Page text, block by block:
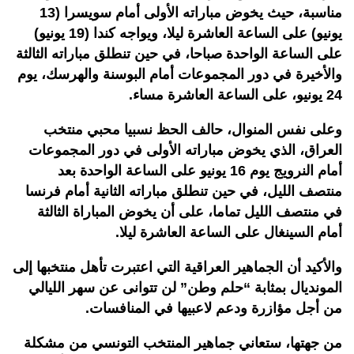
مناسبة، حيث يخوض مباراته الأولى أمام سويسرا (13
يونيو) على الساعة العاشرة ليلا، ويواجه كندا (19 يونيو)
على الساعة الواحدة صباحا، في حين تنطلق مباراته الثالثة
والأخيرة في دور المجموعات أمام البوسنة والهرسك، يوم
24 يونيو، على الساعة العاشرة مساء.
وعلى نفس المنوال، حالف الحظ نسبيا محبي منتخب
العراق، الذي يخوض مباراته الأولى في دور المجموعات
أمام النرويج يوم 16 يونيو على الساعة الواحدة بعد
منتصف الليل، في حين تنطلق مباراته الثانية أمام فرنسا
في منتصف الليل تماما، على أن يخوض المباراة الثالثة
أمام السينغال على الساعة العاشرة ليلا.
والأكيد أن الجماهير العراقية التي اعتبرت تأهل منتخبها إلى
المونديال بمثابة “حلم وطن” لن تتوانى عن سهر الليالي
من أجل مؤازرة ودعم لاعبيها في المنافسات.
من جهتها، ستعاني جماهير المنتخب التونسي من مشكلة